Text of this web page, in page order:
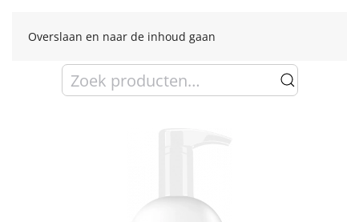
Overslaan en naar de inhoud gaan
Zoeken
naar: